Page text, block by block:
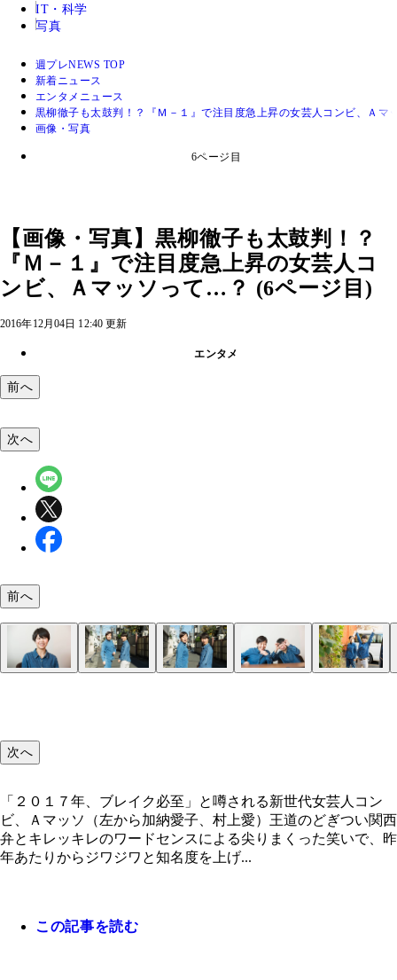
IT・科学
写真
週プレNEWS TOP
新着ニュース
エンタメニュース
黒柳徹子も太鼓判！？『Ｍ－１』で注目度急上昇の女芸人コンビ、Ａマ
画像・写真
6ページ目
【画像・写真】黒柳徹子も太鼓判！？
『Ｍ－１』で注目度急上昇の女芸人コ
ンビ、Ａマッソって…？ (6ページ目)
2016年12月04日 12:40 更新
エンタメ
前へ
次へ
前へ
次へ
「２０１７年、ブレイク必至」と噂される新世代女芸人コン
ビ、Ａマッソ（左から加納愛子、村上愛）王道のどぎつい関西
弁とキレッキレのワードセンスによる尖りまくった笑いで、昨
年あたりからジワジワと知名度を上げ...
この記事を読む